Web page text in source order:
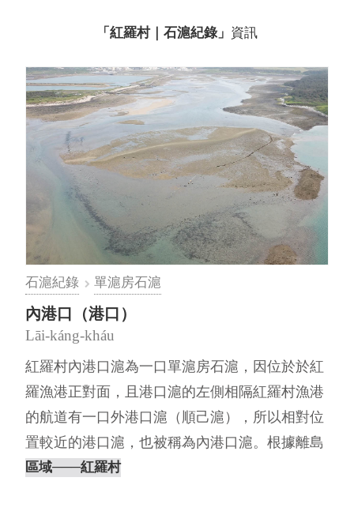
「紅羅村｜石滬紀錄」 資訊
石滬紀錄 單滬房石滬
內港口（港口）
Lāi-káng-kháu
紅羅村內港口滬為一口單滬房石滬，因位於於紅
羅漁港正對面，且港口滬的左側相隔紅羅村漁港
的航道有一口外港口滬（順己滬），所以相對位
置較近的港口滬，也被稱為內港口滬。根據離島
出走團隊於2019年5月19日（⋯
區域───紅羅村